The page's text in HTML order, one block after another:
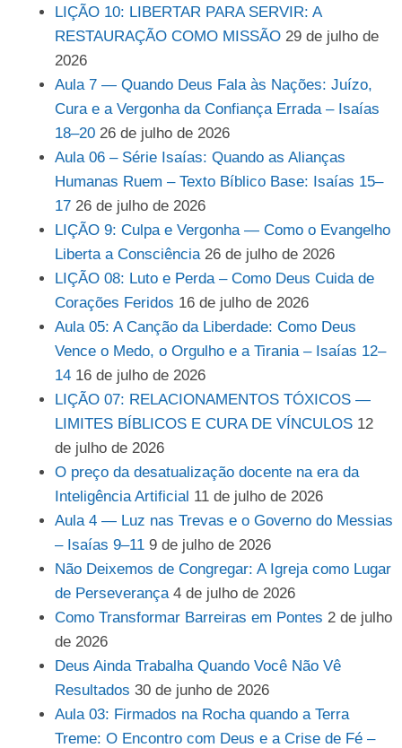
LIÇÃO 10: LIBERTAR PARA SERVIR: A
RESTAURAÇÃO COMO MISSÃO 29 de julho de
2026
Aula 7 — Quando Deus Fala às Nações: Juízo,
Cura e a Vergonha da Confiança Errada – Isaías
18–20 26 de julho de 2026
Aula 06 – Série Isaías: Quando as Alianças
Humanas Ruem – Texto Bíblico Base: Isaías 15–
17 26 de julho de 2026
LIÇÃO 9: Culpa e Vergonha — Como o Evangelho
Liberta a Consciência 26 de julho de 2026
LIÇÃO 08: Luto e Perda – Como Deus Cuida de
Corações Feridos 16 de julho de 2026
Aula 05: A Canção da Liberdade: Como Deus
Vence o Medo, o Orgulho e a Tirania – Isaías 12–
14 16 de julho de 2026
LIÇÃO 07: RELACIONAMENTOS TÓXICOS —
LIMITES BÍBLICOS E CURA DE VÍNCULOS 12
de julho de 2026
O preço da desatualização docente na era da
Inteligência Artificial 11 de julho de 2026
Aula 4 — Luz nas Trevas e o Governo do Messias
– Isaías 9–11 9 de julho de 2026
Não Deixemos de Congregar: A Igreja como Lugar
de Perseverança 4 de julho de 2026
Como Transformar Barreiras em Pontes 2 de julho
de 2026
Deus Ainda Trabalha Quando Você Não Vê
Resultados 30 de junho de 2026
Aula 03: Firmados na Rocha quando a Terra
Treme: O Encontro com Deus e a Crise de Fé –